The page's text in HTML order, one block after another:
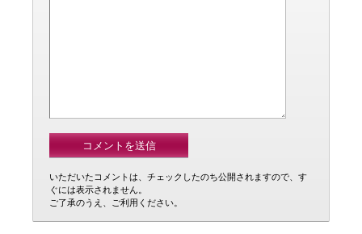
いただいたコメントは、チェックしたのち公開されますので、す
ぐには表示されません。
ご了承のうえ、ご利用ください。